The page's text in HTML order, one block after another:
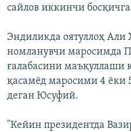
сайлов иккинчи
Эндиликда оятуллоҳ
номланувчи маросимда
ғалабасини маъқуллаши
қасамёд маросими 4 ёки
деган Юсуфий.
"Кейин президентда